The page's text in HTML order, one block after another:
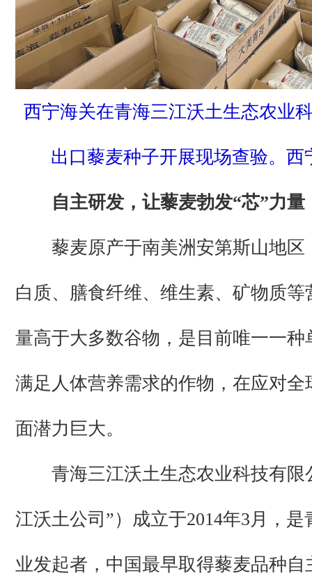
西宁海关在青海三江沃土生态农业
出口藜麦种子开展现场查验。西
自主研发，让藜麦勃发“芯”力量
藜麦原产于南美洲安第斯山地区
白质、膳食纤维、维生素、矿物质等
量高于大多数谷物，是目前唯一一种
满足人体营养需求的作物，在应对全
面潜力巨大。
青海三江沃土生态农业科技有限
江沃土公司”）成立于2014年3月，
业发起者，中国最早取得藜麦品种自